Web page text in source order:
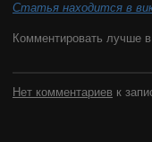
Статья находится в
Комментировать лучше в
Нет комментариев к